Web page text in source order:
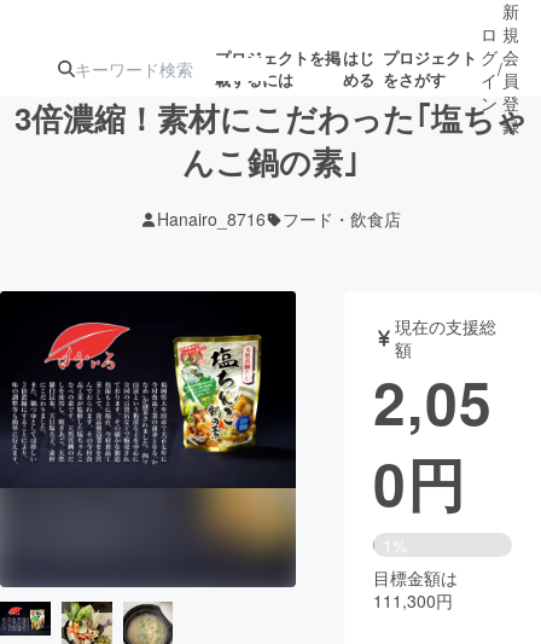
プロジェクトを掲
載するには
はじ
める
プロジェクト
をさがす
ターン
ジェクト
募集終了が近いプ
ロジェクト
アート・写真 音楽
テクノロジー・ガジェット ゲーム・サ
映像・映画 書籍・雑誌
ビジネス・起業 チャレンジ
まちづくり・地域活性化
ロ
グ
イ
ン
/
新
規
会
員
登
録
3倍濃縮！素材にこだわった｢塩ちゃ
んこ鍋の素｣
Hanairo_8716 フード・飲食店
現在の支援総
額
2,05
0円
1%
目標金額は
111,300円